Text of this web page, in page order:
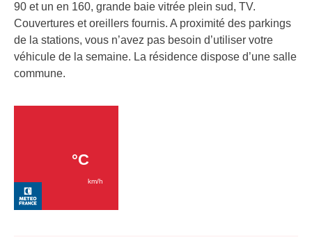
90 et un en 160, grande baie vitrée plein sud, TV.
Couvertures et oreillers fournis. A proximité des parkings
de la stations, vous n’avez pas besoin d’utiliser votre
véhicule de la semaine. La résidence dispose d’une salle
commune.